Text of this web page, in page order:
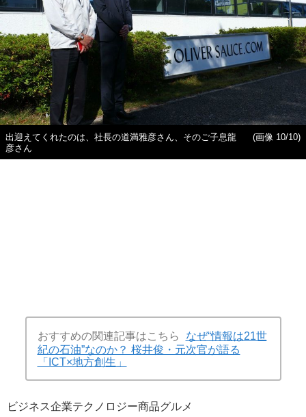
出迎えてくれたのは、社長の道満雅彦さん、そのご子息龍
彦さん
(画像 10/10)
おすすめの関連記事はこちら
なぜ“情報は21世
紀の石油”なのか？ 桜井俊・元次官が語る
「ICT×地方創生」
ビジネス企業テクノロジー商品グルメ